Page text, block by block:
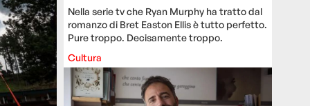
Nella serie tv che Ryan Murphy ha tratto dal
romanzo di Bret Easton Ellis è tutto perfetto.
Pure troppo. Decisamente troppo.
Cultura